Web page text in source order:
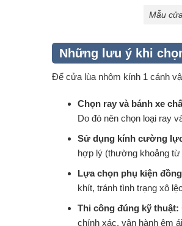
Mẫu
Những lưu ý khi
Để cửa lùa nhôm kính 1 cánh
Chọn ray và bánh xe
Do đó nên chọn loại ray
Sử dụng kính cường
hợp lý (thường khoảng từ
Lựa chọn phụ kiện
khít, tránh tình trạng xô
Thi công đúng kỹ thuật:
chính xác, vận hành êm